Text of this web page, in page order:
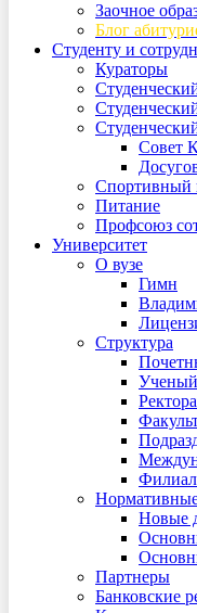
Заочное
Блог
Студенту и
Кураторы
Совет
Спортивный
Питание
Профсоюз
Университет
О вузе
Гимн
Структура
Ученый
Новые
Партнеры
Банковские